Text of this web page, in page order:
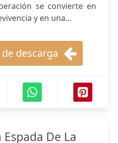
se convierte en
y en una...
descarga
Espada De La